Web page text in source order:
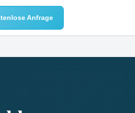
Anfrage